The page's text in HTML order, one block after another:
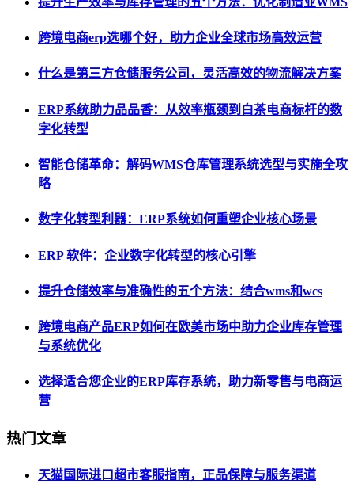
跨境电商erp选哪个好，助力企业全球市场高效运营
什么是第三方仓储服务公司，灵活高效的物流解决方案
ERP系统助力品品香：从效率瓶颈到白茶电商标杆的数
字化转型
智能仓储革命：解码WMS仓库管理系统选型与实施全攻
略
数字化转型利器：ERP系统如何重塑企业核心场景
ERP 软件：企业数字化转型的核心引擎
提升仓储效率与准确性的五个方法：结合wms和wcs
跨境电商产品ERP如何在欧美市场中助力企业库存管理
与系统优化
选择适合您企业的ERP库存系统，助力新零售与电商运
营
热门文章
天猫国际进口超市客服指南，正品保障与服务渠道